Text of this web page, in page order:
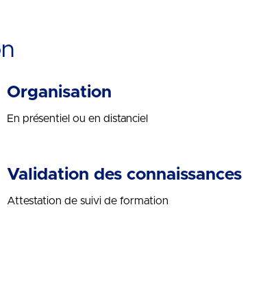
Organisation
En présentiel ou en distanciel
Validation des connaissances
Attestation de suivi de formation